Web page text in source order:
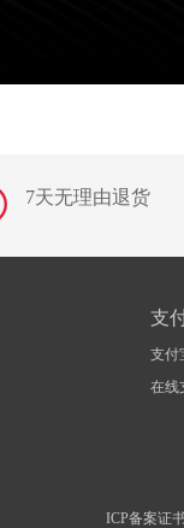
7天无理由退货
支
支付
在线
ICP备案证